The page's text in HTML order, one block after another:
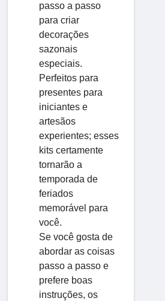
passo a passo
para criar
decorações
sazonais
especiais.
Perfeitos para
presentes para
iniciantes e
artesãos
experientes; esses
kits certamente
tornarão a
temporada de
feriados
memorável para
você.
Se você gosta de
abordar as coisas
passo a passo e
prefere boas
instruções, os